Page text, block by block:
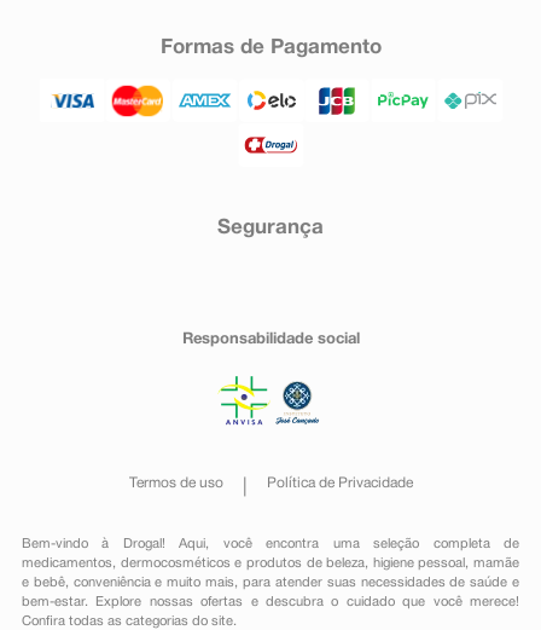
Formas de Pagamento
Segurança
Responsabilidade social
Termos de uso Política de Privacidade
Bem-vindo à Drogal! Aqui, você encontra uma seleção completa de
medicamentos , dermocosméticos e produtos de beleza, higiene pessoal ,mamãe
e bebê, conveniênciae muito mais, para atender suas necessidades de saúde e
bem-estar. Explore nossas ofertas e descubra o cuidado que você merece!
Confira todas as categorias do site.